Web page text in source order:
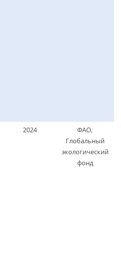
2024
ФАО,
Глобальный
экологический
фонд